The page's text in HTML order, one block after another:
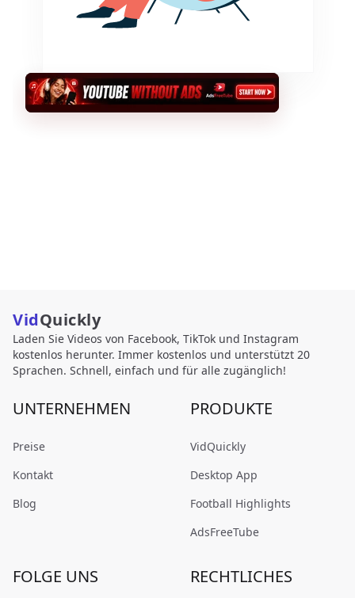
VidQuickly
Laden Sie Videos von Facebook, TikTok und Instagram
kostenlos herunter. Immer kostenlos und unterstützt 20
Sprachen. Schnell, einfach und für alle zugänglich!
UNTERNEHMEN
Preise
Kontakt
Blog
PRODUKTE
VidQuickly
Desktop App
Football Highlights
AdsFreeTube
FOLGE UNS RECHTLICHES